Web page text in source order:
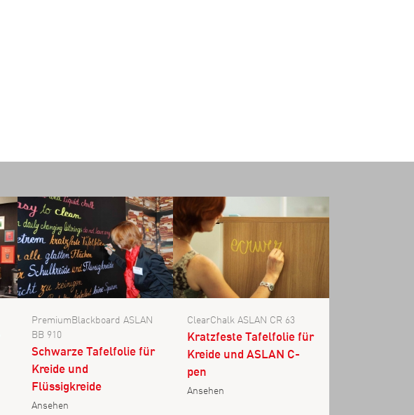
PremiumBlackboard ASLAN
BB 910
Schwarze Tafelfolie für
Kreide und
Flüssigkreide
Ansehen
ClearChalk ASLAN CR 63
Kratzfeste Tafelfolie für
Kreide und ASLAN C-
pen
Ansehen